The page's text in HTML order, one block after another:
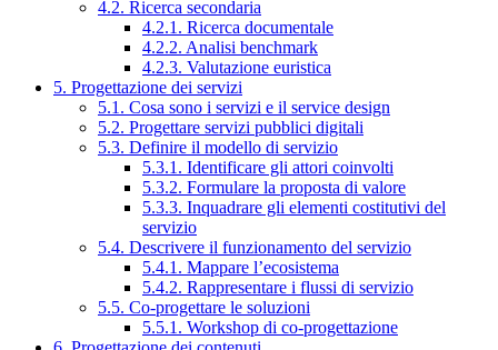
4.2. Ricerca secondaria
4.2.1. Ricerca documentale
4.2.2. Analisi benchmark
4.2.3. Valutazione euristica
5. Progettazione dei servizi
5.1. Cosa sono i servizi e il service design
5.2. Progettare servizi pubblici digitali
5.3. Definire il modello di servizio
5.3.1. Identificare gli attori coinvolti
5.3.2. Formulare la proposta di valore
5.3.3. Inquadrare gli elementi costitutivi del
servizio
5.4. Descrivere il funzionamento del servizio
5.4.1. Mappare l’ecosistema
5.4.2. Rappresentare i flussi di servizio
5.5. Co-progettare le soluzioni
5.5.1. Workshop di co-progettazione